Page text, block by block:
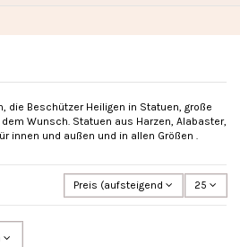
die Beschützer Heiligen in Statuen, große
Wunsch. Statuen aus Harzen, Alabaster,
innen und außen und in allen Größen .
Preis (aufsteigend) 25